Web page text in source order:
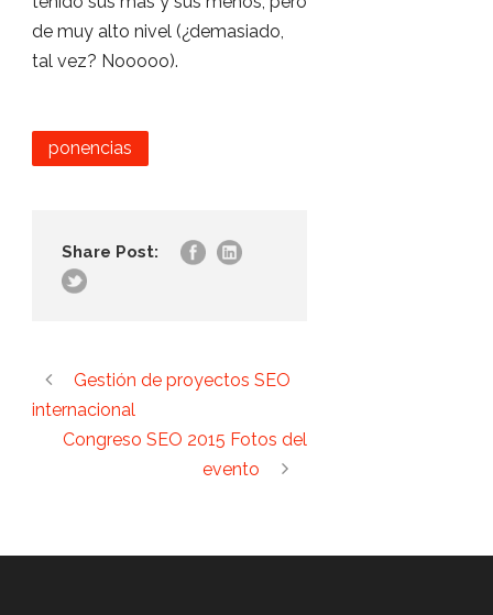
de muy alto nivel (¿demasiado,
tal vez? Nooooo).
ponencias
Share Post:
Gestión de proyectos SEO
internacional
Congreso SEO 2015 Fotos del
evento